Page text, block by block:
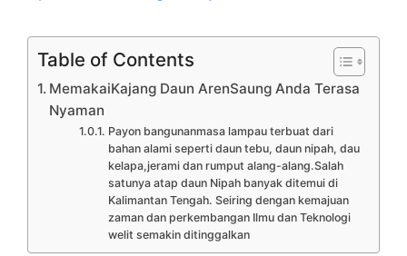
Table of Contents
MemakaiKajang Daun ArenSaung Anda Terasa
Nyaman
Payon bangunanmasa lampau terbuat dari
bahan alami seperti daun tebu, daun nipah, dau
kelapa,jerami dan rumput alang-alang.Salah
satunya atap daun Nipah banyak ditemui di
Kalimantan Tengah. Seiring dengan kemajuan
zaman dan perkembangan Ilmu dan Teknologi
welit semakin ditinggalkan